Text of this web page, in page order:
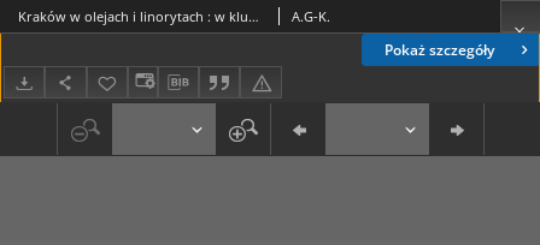
Pokaż szczegóły
Kraków w olejach i linorytach : w klubie "Kuźnia", od niedzieli 20 maja br. A.G-K.